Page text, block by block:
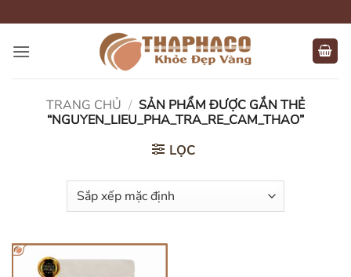
qua
nội
TRANG CHỦ / SẢN PHẨM ĐƯỢC GẮN THẺ
“NGUYEN_LIEU_PHA_TRA_RE_CAM_THAO”
LỌC